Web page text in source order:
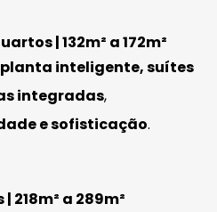
| 132m² a 172m²
planta inteligente, suítes
integradas,
e sofisticação.
218m² a 289m²